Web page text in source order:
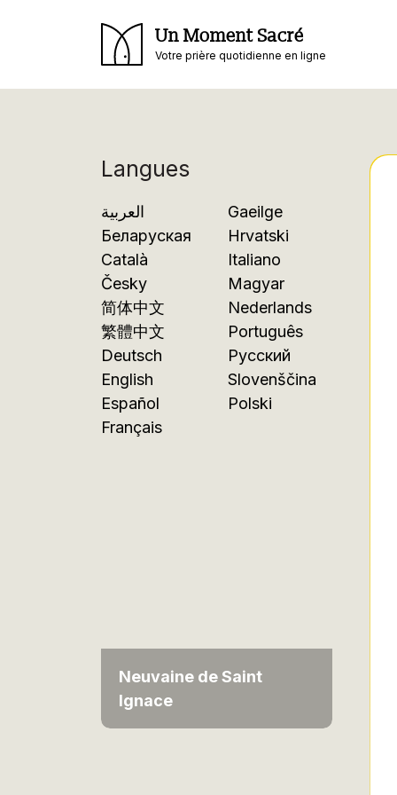
Un Moment Sacré
Votre prière quotidienne en ligne
Langues
العربية
Беларуская
Català
Česky
简体中文
繁體中文
Deutsch
English
Español
Français
Gaeilge
Hrvatski
Italiano
Magyar
Nederlands
Português
Русский
Slovenščina
Polski
Neuvaine de Saint
Ignace